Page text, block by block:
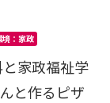
境：家政
と家政福祉学
と作るピザ